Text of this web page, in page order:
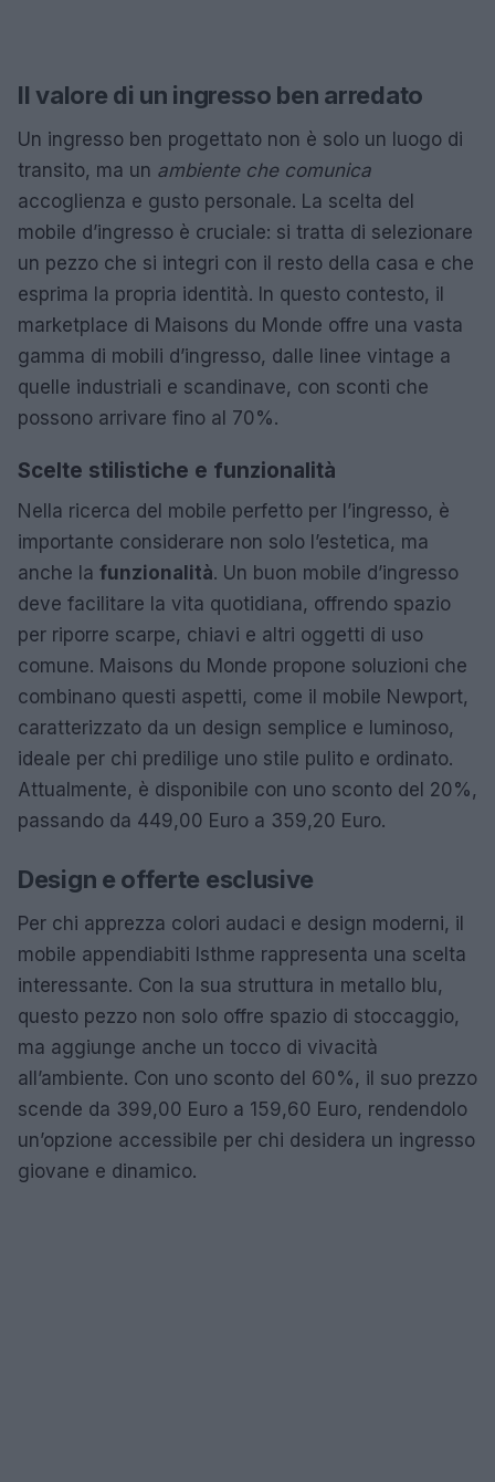
Il valore di un ingresso ben arredato
Un ingresso ben progettato non è solo un luogo di
transito, ma un ambiente che comunica
accoglienza e gusto personale. La scelta del
mobile d’ingresso è cruciale: si tratta di selezionare
un pezzo che si integri con il resto della casa e che
esprima la propria identità. In questo contesto, il
marketplace di Maisons du Monde offre una vasta
gamma di mobili d’ingresso, dalle linee vintage a
quelle industriali e scandinave, con sconti che
possono arrivare fino al 70%.
Scelte stilistiche e funzionalità
Nella ricerca del mobile perfetto per l’ingresso, è
importante considerare non solo l’estetica, ma
anche la funzionalità. Un buon mobile d’ingresso
deve facilitare la vita quotidiana, offrendo spazio
per riporre scarpe, chiavi e altri oggetti di uso
comune. Maisons du Monde propone soluzioni che
combinano questi aspetti, come il mobile Newport,
caratterizzato da un design semplice e luminoso,
ideale per chi predilige uno stile pulito e ordinato.
Attualmente, è disponibile con uno sconto del 20%,
passando da 449,00 Euro a 359,20 Euro.
Design e offerte esclusive
Per chi apprezza colori audaci e design moderni, il
mobile appendiabiti Isthme rappresenta una scelta
interessante. Con la sua struttura in metallo blu,
questo pezzo non solo offre spazio di stoccaggio,
ma aggiunge anche un tocco di vivacità
all’ambiente. Con uno sconto del 60%, il suo prezzo
scende da 399,00 Euro a 159,60 Euro, rendendolo
un’opzione accessibile per chi desidera un ingresso
giovane e dinamico.